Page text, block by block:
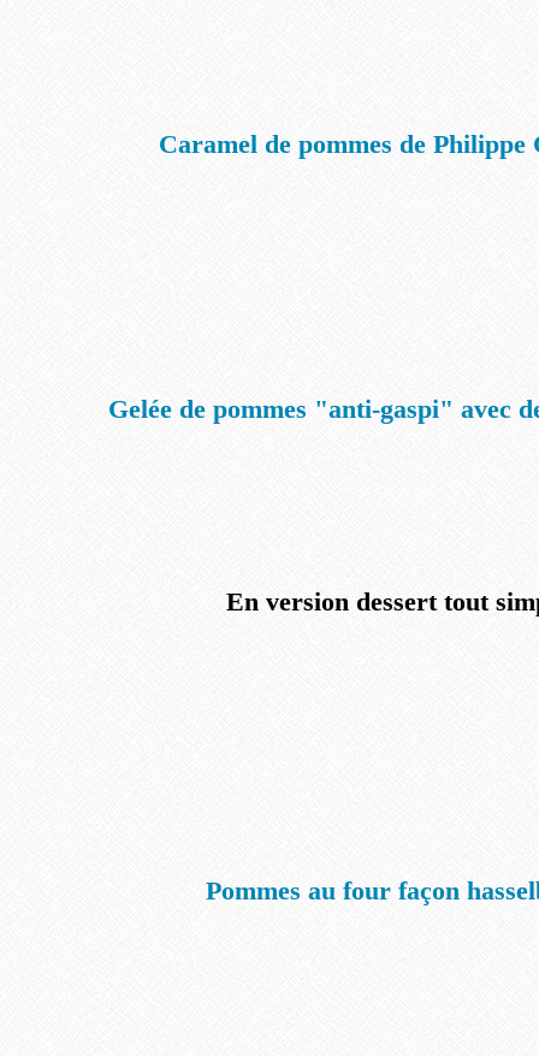
Caramel de pommes de Philippe
Gelée de pommes "anti-gaspi" avec
En version dessert tout
Pommes au four façon